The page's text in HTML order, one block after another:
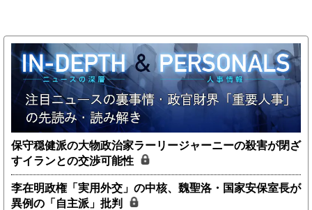
保守穏健派の大物政治家ラーリージャーニーの殺害が閉ざ
すイランとの交渉可能性
李在明政権「実用外交」の中核、魏聖洛・国家安保室長が
異例の「自主派」批判